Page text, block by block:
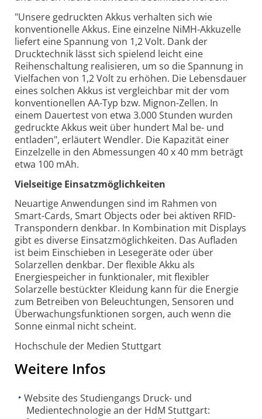
"Unsere gedruckten Akkus verhalten sich wie
konventionelle Akkus. Eine einzelne NiMH-Akkuzelle
liefert eine Spannung von 1,2 Volt. Dank der
Drucktechnik lässt sich spielend leicht eine
Reihenschaltung realisieren, um so die Spannung in
Vielfachen von 1,2 Volt zu erhöhen. Die Lebensdauer
eines solchen Akkus ist vergleichbar mit der vom
konventionellen AA-Typ bzw. Mignon-Zellen. In
einem Dauertest von etwa 3.000 Stunden wurden
gedruckte Akkus weit über hundert Mal be- und
entladen", erläutert Wendler. Die Kapazität einer
Einzelzelle in den Abmessungen 40 x 40 mm beträgt
etwa 100 mAh.
Vielseitige Einsatzmöglichkeiten
Neuartige Anwendungen sind im Rahmen von
Smart-Cards, Smart Objects oder bei aktiven RFID-
Transpondern denkbar. In Kombination mit Displays
gibt es diverse Einsatzmöglichkeiten. Das Aufladen
ist beim Einschieben in Lesegeräte oder über
Solarzellen denkbar. Der flexible Akku als
Energiespeicher in funktionaler, mit flexibler
Solarzelle bestückter Kleidung kann für die Energie
zum Betreiben von Beleuchtungen, Sensoren und
Überwachungsfunktionen sorgen, auch wenn die
Sonne einmal nicht scheint.
Hochschule der Medien Stuttgart
Weitere Infos
Website des Studiengangs Druck- und
Medientechnologie an der HdM Stuttgart: